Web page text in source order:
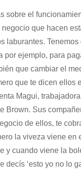
sobre el
negocio que hacen
laburantes.
por ejemplo, para
que cambiar el
que te dicen ellos
Magui,
Brown. Sus
de ellos, te
la viveza viene en
y cuando viene la
decís ‘esto yo no lo